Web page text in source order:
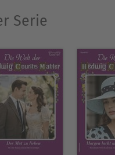
Serie